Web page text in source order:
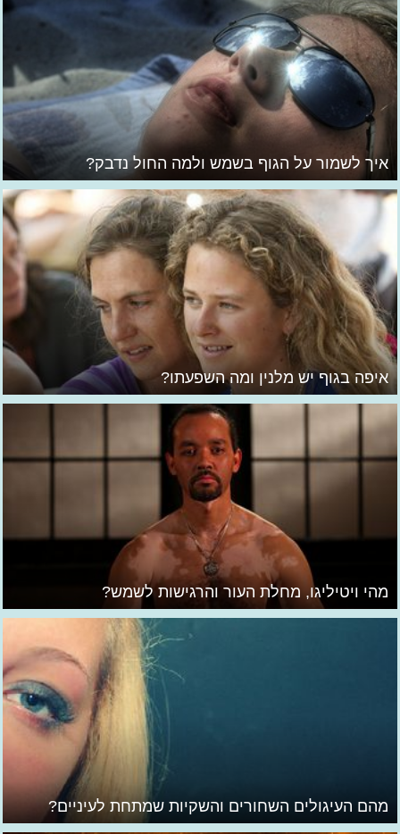
איך לשמור על הגוף בשמש ולמה החול נדבק?
איפה בגוף יש מלנין ומה השפעתו?
מהי ויטיליגו, מחלת העור והרגישות לשמש?
מהם העיגולים השחורים והשקיות שמתחת לעיניים?